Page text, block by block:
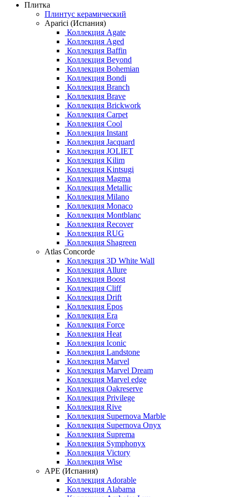
Плитка
Плинтус керамический
Aparici (Испания)
Коллекция Agate
Коллекция Aged
Коллекция Baffin
Коллекция Beyond
Коллекция Bohemian
Коллекция Bondi
Коллекция Branch
Коллекция Brave
Коллекция Brickwork
Коллекция Carpet
Коллекция Cool
Коллекция Instant
Коллекция Jacquard
Коллекция JOLIET
Коллекция Kilim
Коллекция Kintsugi
Коллекция Magma
Коллекция Metallic
Коллекция Milano
Коллекция Monaco
Коллекция Montblanc
Коллекция Recover
Коллекция RUG
Коллекция Shagreen
Atlas Concorde
Коллекция 3D White Wall
Коллекция Allure
Коллекция Boost
Коллекция Cliff
Коллекция Drift
Коллекция Epos
Коллекция Era
Коллекция Force
Коллекция Heat
Коллекция Iconic
Коллекция Landstone
Коллекция Marvel
Коллекция Marvel Dream
Коллекция Marvel edge
Коллекция Oakreserve
Коллекция Privilege
Коллекция Rive
Коллекция Supernova Marble
Коллекция Supernova Onyx
Коллекция Suprema
Коллекция Symphonyx
Коллекция Victory
Коллекция Wise
APE (Испания)
Коллекция Adorable
Коллекция Alabama